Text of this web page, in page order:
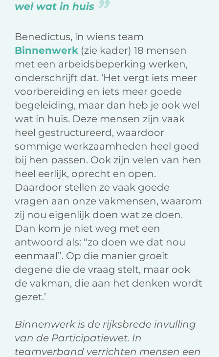
wel wat in huis
Benedictus, in wiens team
Binnenwerk (zie kader) 18 mensen
met een arbeidsbeperking werken,
onderschrijft dat. ‘Het vergt iets meer
voorbereiding en iets meer goede
begeleiding, maar dan heb je ook wel
wat in huis. Deze mensen zijn vaak
heel gestructureerd, waardoor
sommige werkzaamheden heel goed
bij hen passen. Ook zijn velen van hen
heel eerlijk, oprecht en open.
Daardoor stellen ze vaak goede
vragen aan onze vakmensen, waarom
zij nou eigenlijk doen wat ze doen.
Dan kom je niet weg met een
antwoord als: “zo doen we dat nou
eenmaal”. Op die manier groeit
degene die de vraag stelt, maar ook
de vakman, die aan het denken wordt
gezet.’
Binnenwerk is de rijksbrede invulling
van de Participatiewet. In
teamverband verrichten mensen een